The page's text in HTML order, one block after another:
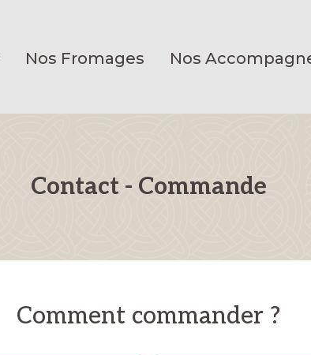
Nos Fromages Nos
Contact - Commande
Comment commander ?